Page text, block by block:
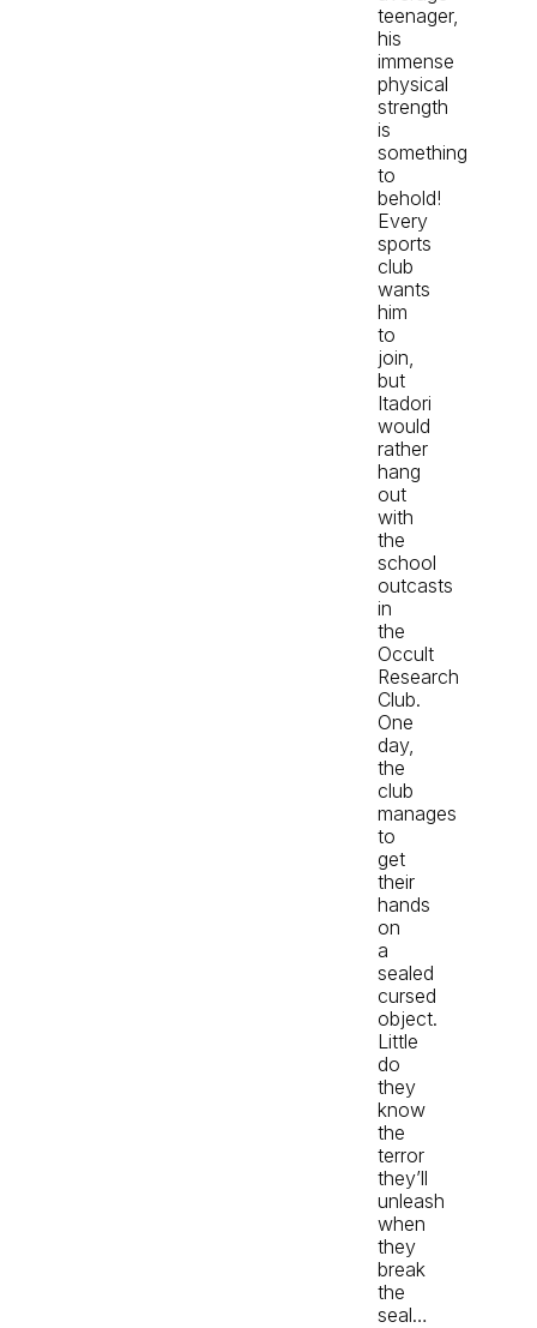
teenager,
his
immense
physical
strength
is
something
to
behold!
Every
sports
club
wants
him
to
join,
but
Itadori
would
rather
hang
out
with
the
school
outcasts
in
the
Occult
Research
Club.
One
day,
the
club
manages
to
get
their
hands
on
a
sealed
cursed
object.
Little
do
they
know
the
terror
they’ll
unleash
when
they
break
the
seal…